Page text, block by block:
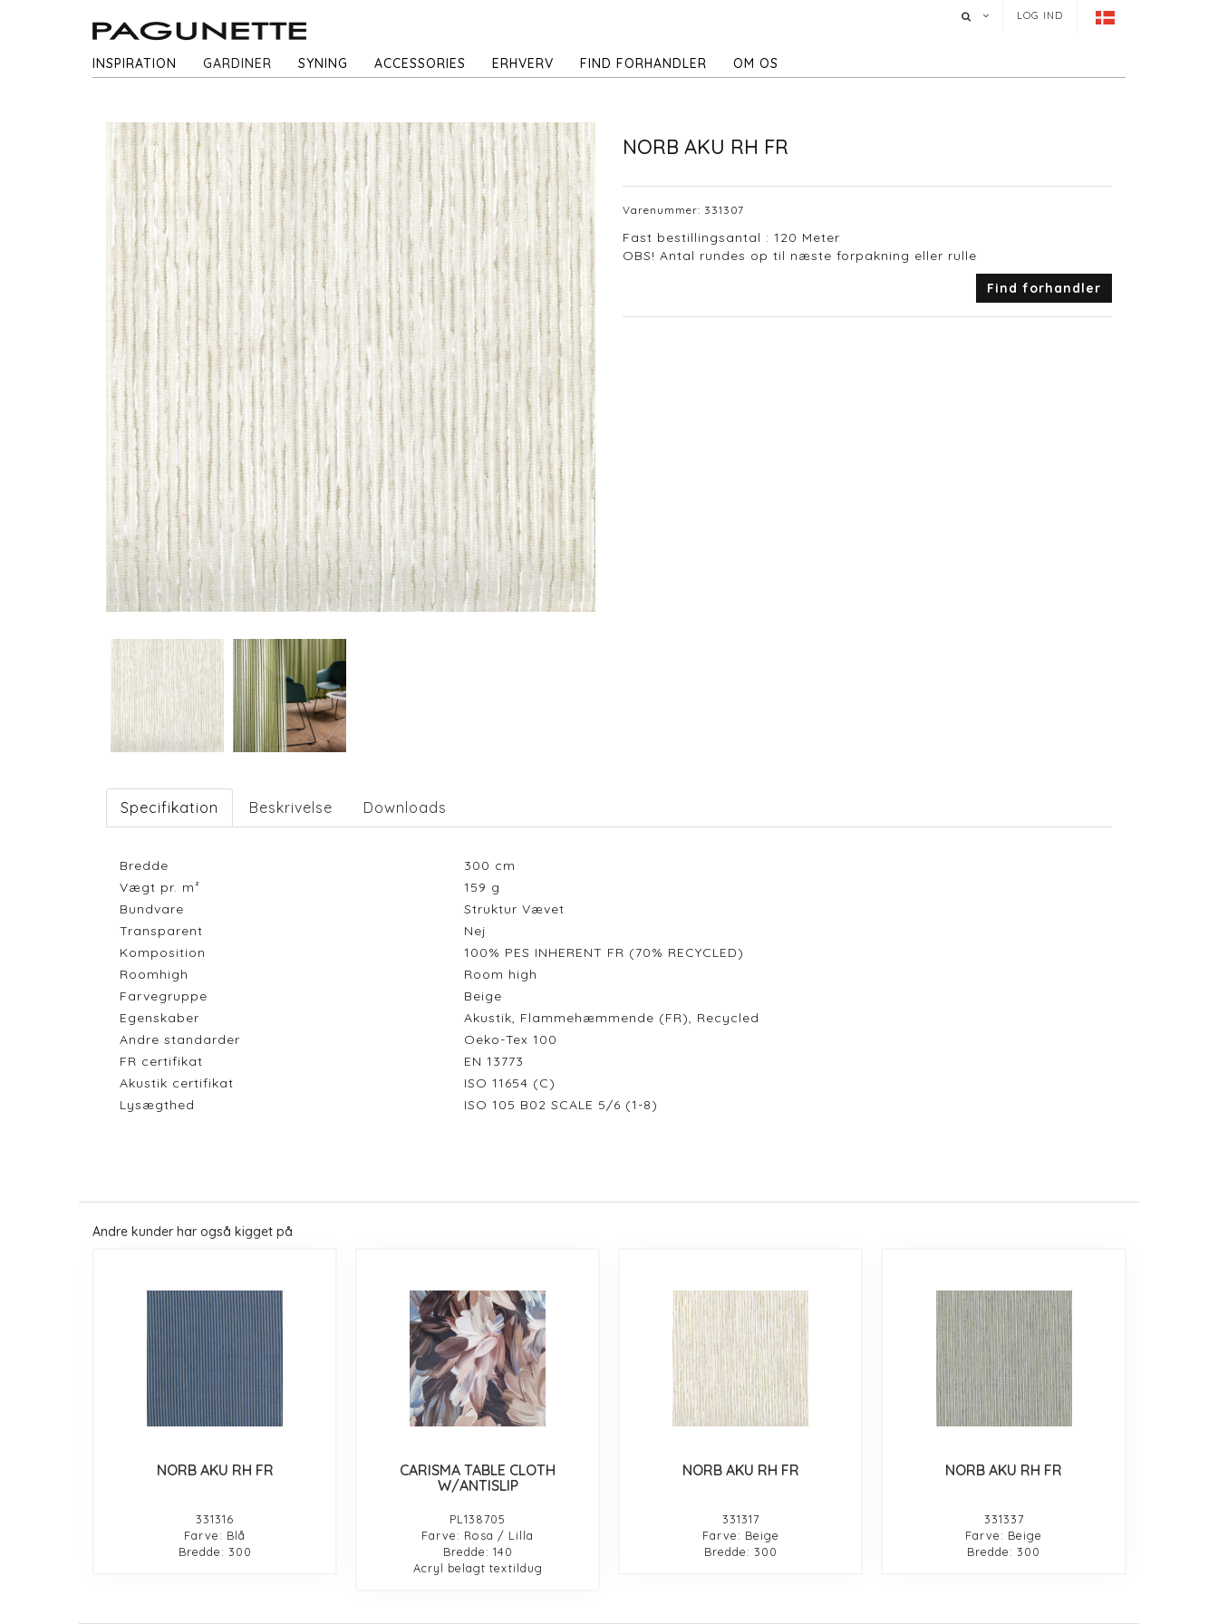
LOG IND
INSPIRATION GARDINER SYNING ACCESSORIES ERHVERV FIND FORHANDLER OM OS
NORB AKU RH FR
Varenummer: 331307
Fast bestillingsantal : 120 Meter
OBS! Antal rundes op til næste forpakning eller rulle
Find forhandler
Specifikation Beskrivelse Downloads
Bredde 300 cm
Vægt pr. m²
159 g
Bundvare
Struktur Vævet
Transparent
Nej
Komposition
100% PES INHERENT FR (70% RECYCLED)
Roomhigh
Room high
Farvegruppe
Beige
Egenskaber
Akustik, Flammehæmmende (FR), Recycled
Andre standarder
Oeko-Tex 100
FR certifikat
EN 13773
Akustik certifikat
ISO 11654 (C)
Lysægthed
ISO 105 B02 SCALE 5/6 (1-8)
Andre kunder har også kigget på
NORB AKU RH FR
331316
Farve: Blå
Bredde: 300
CARISMA TABLE CLOTH
W/ANTISLIP
PL138705
Farve: Rosa / Lilla
Bredde: 140
Acryl belagt textildug
NORB AKU RH FR
331317
Farve: Beige
Bredde: 300
NORB AKU RH FR
331337
Farve: Beige
Bredde: 300